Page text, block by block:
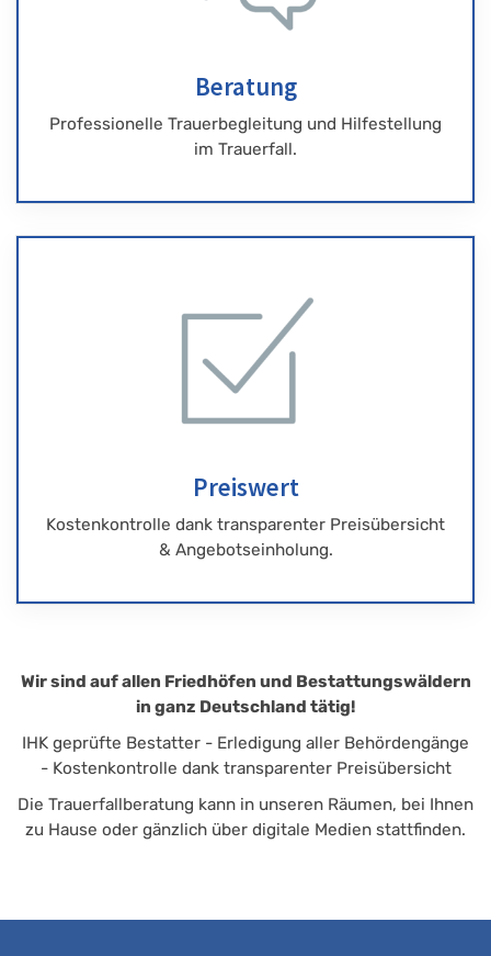
Beratung
Professionelle Trauerbegleitung und Hilfestellung
im Trauerfall.
Preiswert
Kostenkontrolle dank transparenter Preisübersicht
& Angebotseinholung.
Wir sind auf allen Friedhöfen und Bestattungswäldern
in ganz Deutschland tätig!
IHK geprüfte Bestatter - Erledigung aller Behördengänge
- Kostenkontrolle dank transparenter Preisübersicht
Die Trauerfallberatung kann in unseren Räumen, bei Ihnen
zu Hause oder gänzlich über digitale Medien stattfinden.